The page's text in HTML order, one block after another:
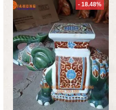
- 18.48%